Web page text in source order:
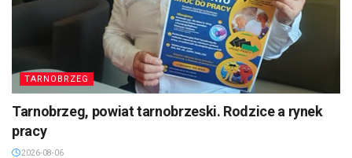
TARNOBRZEG
Tarnobrzeg, powiat tarnobrzeski. Rodzice a rynek
pracy
2026-08-06